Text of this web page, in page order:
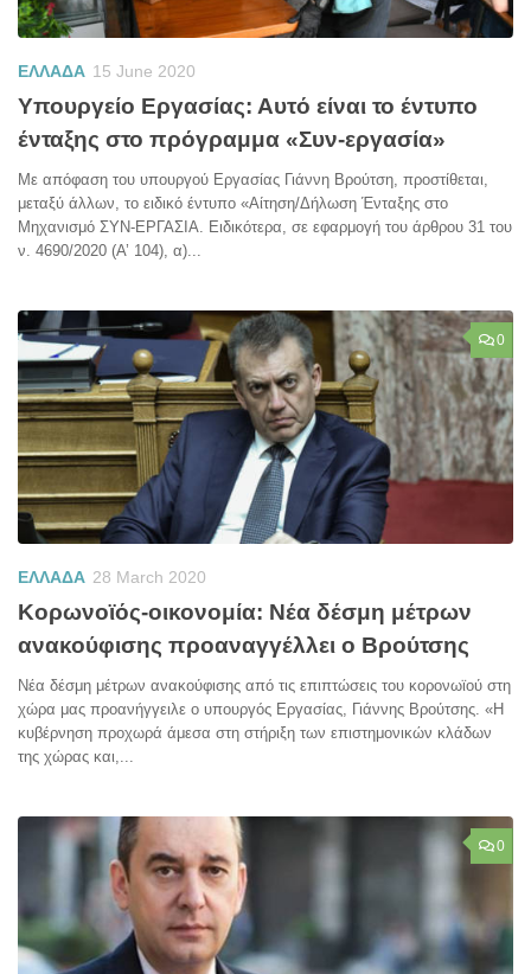
ΕΛΛΑΔΑ 15 June 2020
Υπουργείο Εργασίας: Αυτό είναι το έντυπο
ένταξης στο πρόγραμμα «Συν-εργασία»
Με απόφαση του υπουργού Εργασίας Γιάννη Βρούτση, προστίθεται,
μεταξύ άλλων, το ειδικό έντυπο «Αίτηση/Δήλωση Ένταξης στο
Μηχανισμό ΣΥΝ-ΕΡΓΑΣΙΑ. Ειδικότερα, σε εφαρμογή του άρθρου 31 του
ν. 4690/2020 (Α’ 104), α)...
0
ΕΛΛΑΔΑ 28 March 2020
Κορωνοϊός-οικονομία: Νέα δέσμη μέτρων
ανακούφισης προαναγγέλλει ο Βρούτσης
Νέα δέσμη μέτρων ανακούφισης από τις επιπτώσεις του κορονωϊού στη
χώρα μας προανήγγειλε ο υπουργός Εργασίας, Γιάννης Βρούτσης. «Η
κυβέρνηση προχωρά άμεσα στη στήριξη των επιστημονικών κλάδων
της χώρας και,...
0